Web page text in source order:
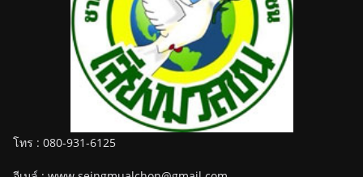
โทร : 080-931-6125